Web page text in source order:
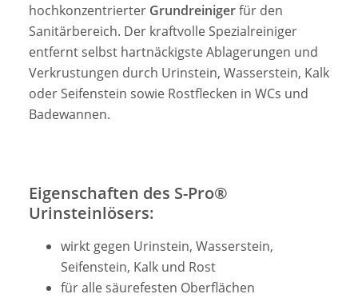
hochkonzentrierter Grundreinigerfür den
Sanitärbereich. Der kraftvolle Spezialreiniger
entfernt selbst hartnäckigste Ablagerungen und
Verkrustungen durch Urinstein, Wasserstein, Kalk
oder Seifenstein sowie Rostflecken in WCs und
Badewannen.
Eigenschaften des S-Pro®
Urinsteinlösers:
wirkt gegen Urinstein, Wasserstein,
Seifenstein, Kalk und Rost
für alle säurefesten Oberflächen